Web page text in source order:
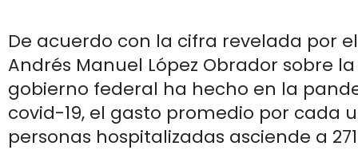
De acuerdo con la cifra revelada por
Andrés Manuel López Obrador sobre
gobierno federal ha hecho en la
covid-19, el gasto promedio por cada
personas hospitalizadas asciende a